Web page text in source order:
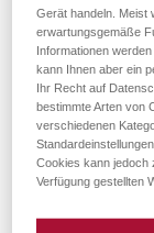
E-Mail
Passwort
Gerät handeln. Meist
erwartungsgemäße
Informationen
kann Ihnen aber ein
Ihr Recht auf
bestimmte Arten von
verschiedenen
Cookies kann jedoch
Verfügung gestellten